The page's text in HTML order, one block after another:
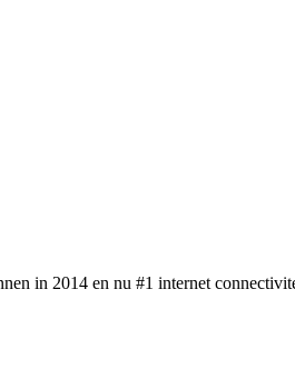
in 2014 en nu #1 internet